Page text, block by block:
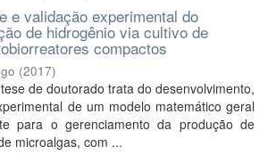
e validação experimental do
de hidrogênio via cultivo de
compactos
(2017)
de doutorado trata do desenvolvimento,
de um modelo matemático geral
para o gerenciamento da produção de
microalgas, com ...